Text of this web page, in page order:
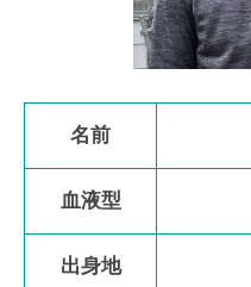
名前
血液型
出身地